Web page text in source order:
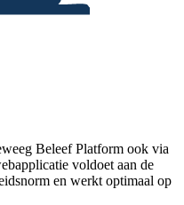
Beleef Platform ook via
voldoet aan de
en werkt optimaal op